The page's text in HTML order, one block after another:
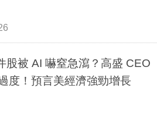
股被 AI 嚇窒急瀉？高盛 CEO
度！預言美經濟強勁增長